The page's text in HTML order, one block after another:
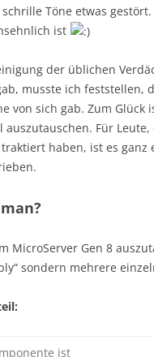
Töne etwas
ist
der üblichen
musste ich feststellen,
von sich gab. Zum
auszutauschen. Für
haben, ist es
MicroServer Gen 8
sondern mehrere
ist